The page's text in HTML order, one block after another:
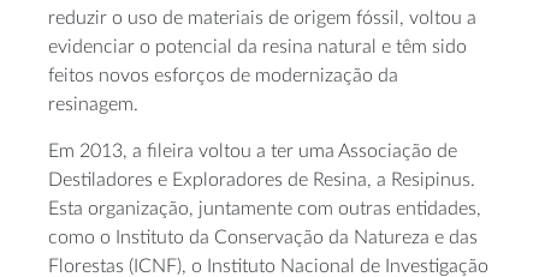
reduzir o uso de materiais de origem fóssil, voltou a
evidenciar o potencial da resina natural e têm sido
feitos novos esforços de modernização da
resinagem.
Em 2013, a fileira voltou a ter uma Associação de
Destiladores e Exploradores de Resina, a Resipinus.
Esta organização, juntamente com outras entidades,
como o Instituto da Conservação da Natureza e das
Florestas (ICNF), o Instituto Nacional de Investigação